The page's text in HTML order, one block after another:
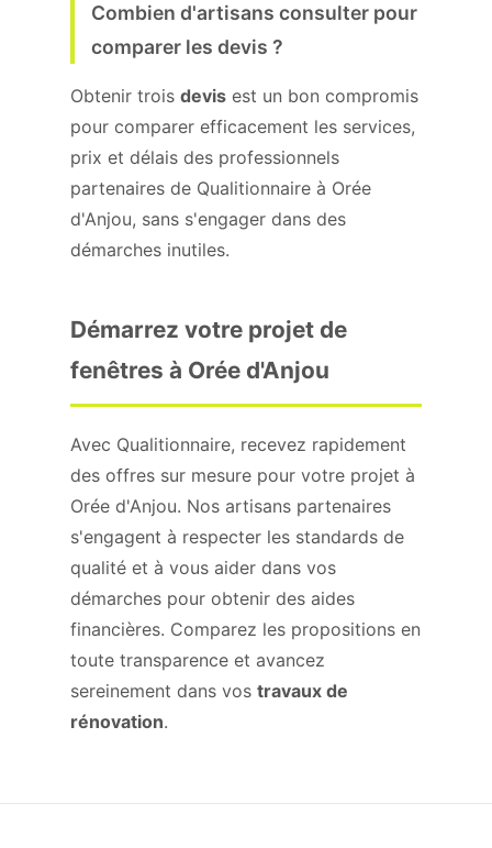
Combien d'artisans consulter pour
comparer les devis ?
Obtenir trois devis est un bon compromis
pour comparer efficacement les services,
prix et délais des professionnels
partenaires de Qualitionnaire à Orée
d'Anjou, sans s'engager dans des
démarches inutiles.
Démarrez votre projet de
fenêtres à Orée d'Anjou
Avec Qualitionnaire, recevez rapidement
des offres sur mesure pour votre projet à
Orée d'Anjou. Nos artisans partenaires
s'engagent à respecter les standards de
qualité et à vous aider dans vos
démarches pour obtenir des aides
financières. Comparez les propositions en
toute transparence et avancez
sereinement dans vos travaux de
rénovation.